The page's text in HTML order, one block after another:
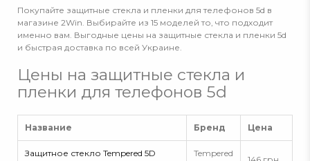
Покупайте защитные стекла и пленки для телефонов 5d в
магазине 2Win. Выбирайте из 15 моделей то, что подходит
именно вам. Выгодные цены на защитные стекла и пленки 5d
и быстрая доставка по всей Украине.
Цены на защитные стекла и
пленки для телефонов 5d
Название Бренд Цена
Защитное стекло Tempered 5D
Tempered